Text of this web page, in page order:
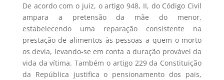
De acordo com o juiz, o artigo 948, II, do Código Civil
ampara a pretensão da mãe do menor,
estabelecendo uma reparação consistente na
prestação de alimentos às pessoas a quem o morto
os devia, levando-se em conta a duração provável da
vida da vítima. Também o artigo 229 da Constituição
da República justifica o pensionamento dos pais,